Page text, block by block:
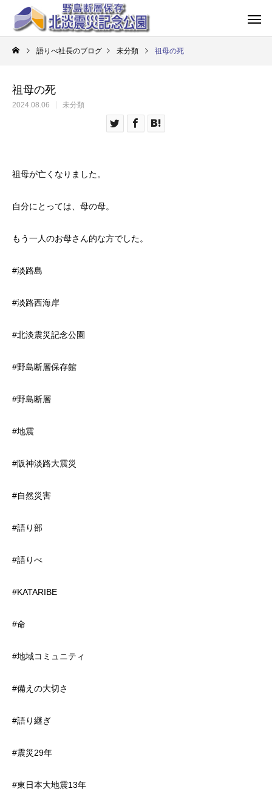
語りべ社長のブログ 未分類 祖母の死
祖母の死
2024.08.06 未分類
祖母が亡くなりました。
自分にとっては、母の母。
もう一人のお母さん的な方でした。
#淡路島
#淡路西海岸
#北淡震災記念公園
#野島断層保存館
#野島断層
#地震
#阪神淡路大震災
#自然災害
#語り部
#語りべ
#KATARIBE
#命
#地域コミュニティ
#備えの大切さ
#語り継ぎ
#震災29年
#東日本大地震13年